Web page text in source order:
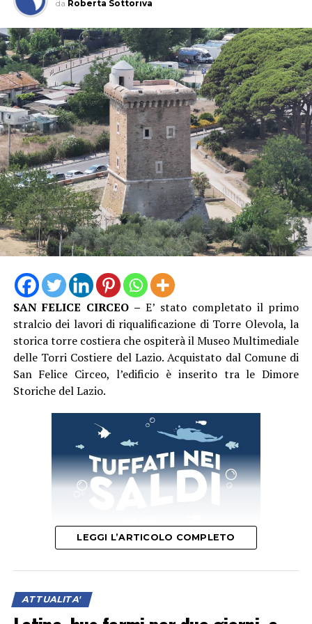
tra il Comune ed il Concessionario è stato riferito che
l’Ente ha già accantonato a bilancio le somme
eventualmente necessarie per il pagamento del mutuo
residuo in caso di difficoltà del debitore”, si legge nella
nota del Comitato che era rappresentato da Giacomo
Falso, Lucio Teson e Cristiano Caccavello. I tre
rappresentanti esprimendo soddisfazione, hanno
chiesto di essere messi a conoscenza anche delle
successive tempistiche.
da Roberta Sottoriva
SAN FELICE CIRCEO – E’ stato completato il primo
stralcio dei lavori di riqualificazione di Torre Olevola, la
storica torre costiera che ospiterà il Museo Multimediale
delle Torri Costiere del Lazio. Acquistato dal Comune di
San Felice Circeo, l’edificio è inserito tra le Dimore
Storiche del Lazio.
“L’intervento ha avuto come obiettivo principale la
salvaguardia e la messa in sicurezza dell’intero
LEGGI L’ARTICOLO COMPLETO
ATTUALITA'